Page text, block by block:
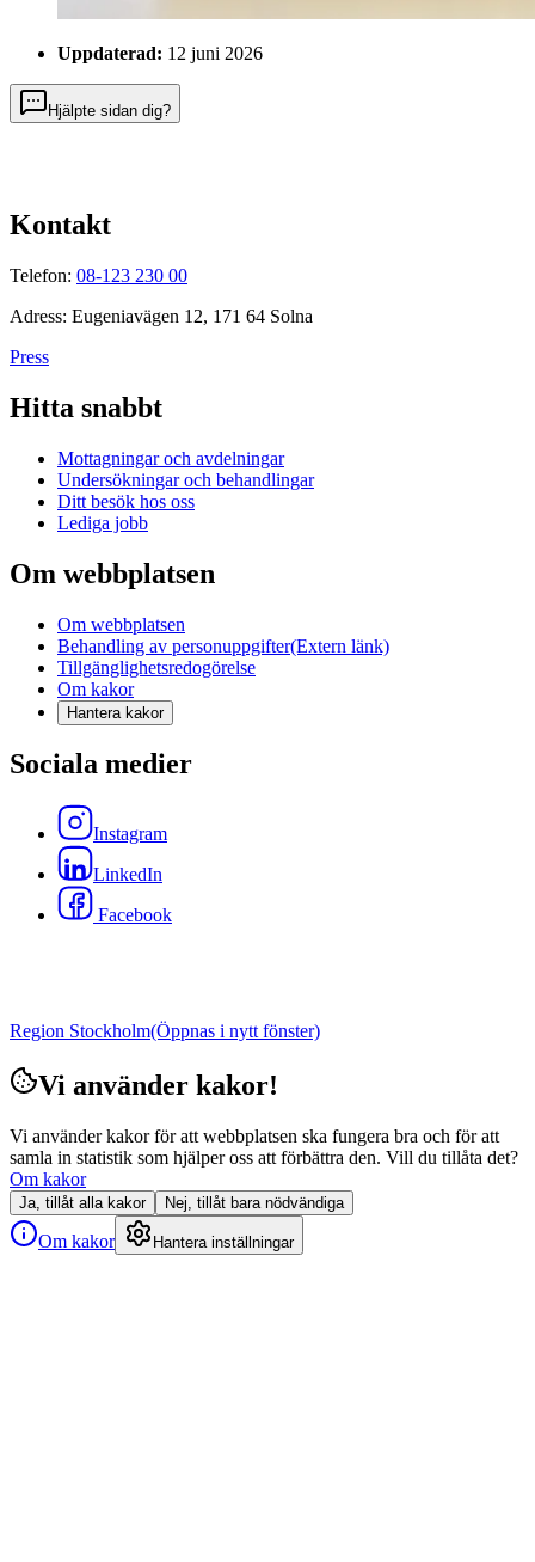
Uppdaterad: 12 juni 2026
Hjälpte sidan dig?
Kontakt
Telefon: 08-123 230 00
Adress: Eugeniavägen 12, 171 64 Solna
Press
Hitta snabbt
Mottagningar och avdelningar
Undersökningar och behandlingar
Ditt besök hos oss
Lediga jobb
Om webbplatsen
Om webbplatsen
Behandling av personuppgifter(Extern länk)
Tillgänglighetsredogörelse
Om kakor
Hantera kakor
Sociala medier
Instagram
LinkedIn
Facebook
Region Stockholm(Öppnas i nytt fönster)
Vi använder kakor!
Vi använder kakor för att webbplatsen ska fungera bra och för att
samla in statistik som hjälper oss att förbättra den. Vill du tillåta det?
Om kakor
Ja, tillåt alla kakor Nej, tillåt bara nödvändiga
Om kakor Hantera inställningar